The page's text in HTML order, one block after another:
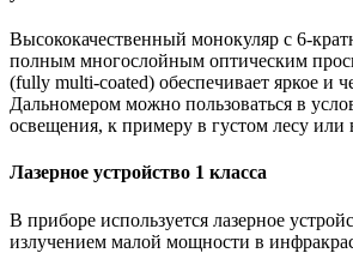
Высококачественный монокуляр с 6-
полным многослойным оптическим
(fully multi-coated) обеспечивает яркое и
Дальномером можно пользоваться в
освещения, к примеру в густом лесу или
Лазерное устройство 1 класса
В приборе используется лазерное
излучением малой мощности в